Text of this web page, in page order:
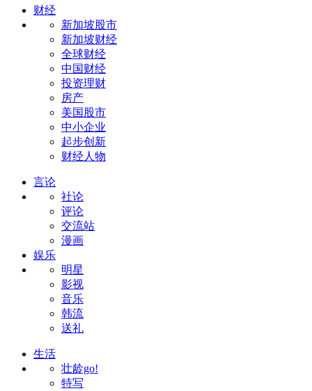
财经
新加坡股市
新加坡财经
全球财经
中国财经
投资理财
房产
美国股市
中小企业
起步创新
财经人物
言论
社论
评论
交流站
漫画
娱乐
明星
影视
音乐
韩流
送礼
生活
壮龄go!
特写